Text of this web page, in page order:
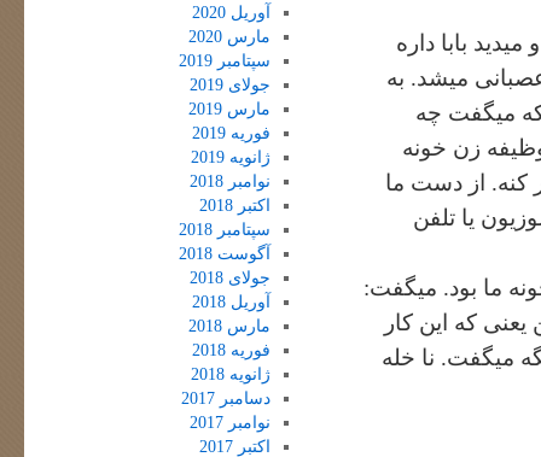
بابا داره
میشد. به
میگفت چه
زن خونه
کنه. از دست ما
یا تلفن
ما بود. میگفت:
که این کار
میگفت. نا خله
آوریل 2020
مارس 2020
سپتامبر 2019
جولای 2019
مارس 2019
فوریه 2019
ژانویه 2019
نوامبر 2018
اکتبر 2018
سپتامبر 2018
آگوست 2018
جولای 2018
آوریل 2018
مارس 2018
فوریه 2018
ژانویه 2018
دسامبر 2017
نوامبر 2017
اکتبر 2017